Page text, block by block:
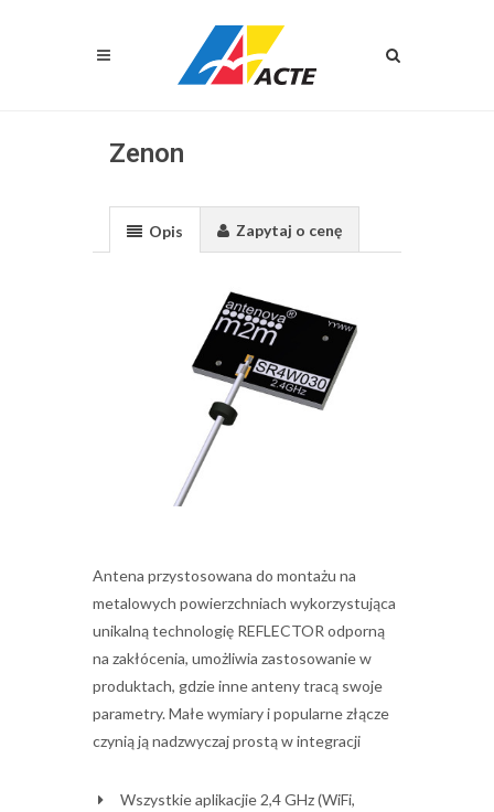
Zenon
Opis Zapytaj o cenę
Antena przystosowana do montażu na
metalowych powierzchniach wykorzystująca
unikalną technologię REFLECTOR odporną
na zakłócenia, umożliwia zastosowanie w
produktach, gdzie inne anteny tracą swoje
parametry. Małe wymiary i popularne złącze
czynią ją nadzwyczaj prostą w integracji
Wszystkie aplikacjie 2,4 GHz (WiFi,